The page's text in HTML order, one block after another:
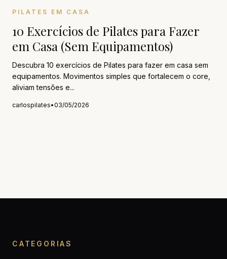
PILATES EM CASA
10 Exercícios de Pilates para Fazer
em Casa (Sem Equipamentos)
Descubra 10 exercícios de Pilates para fazer em casa sem
equipamentos. Movimentos simples que fortalecem o core,
aliviam tensões e...
carlospilates•03/05/2026
CATEGORIAS